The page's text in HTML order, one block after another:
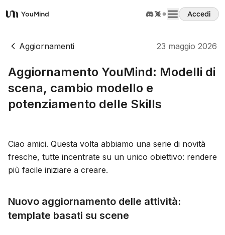
YouMind
Accedi
Panoramica
Casi d'uso
Abilità
Prompt
Prezzi
Scarica
Aggiornamenti 23 maggio 2026
Aggiornamento YouMind: Modelli di
scena, cambio modello e
potenziamento delle Skills
Ciao amici. Questa volta abbiamo una serie di novità
fresche, tutte incentrate su un unico obiettivo: rendere
più facile iniziare a creare.
Nuovo aggiornamento delle attività:
template basati su scene